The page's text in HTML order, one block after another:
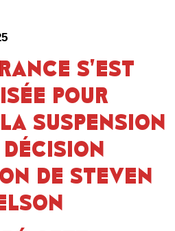
S’EST
POUR
SUSPENSION
DE STEVEN